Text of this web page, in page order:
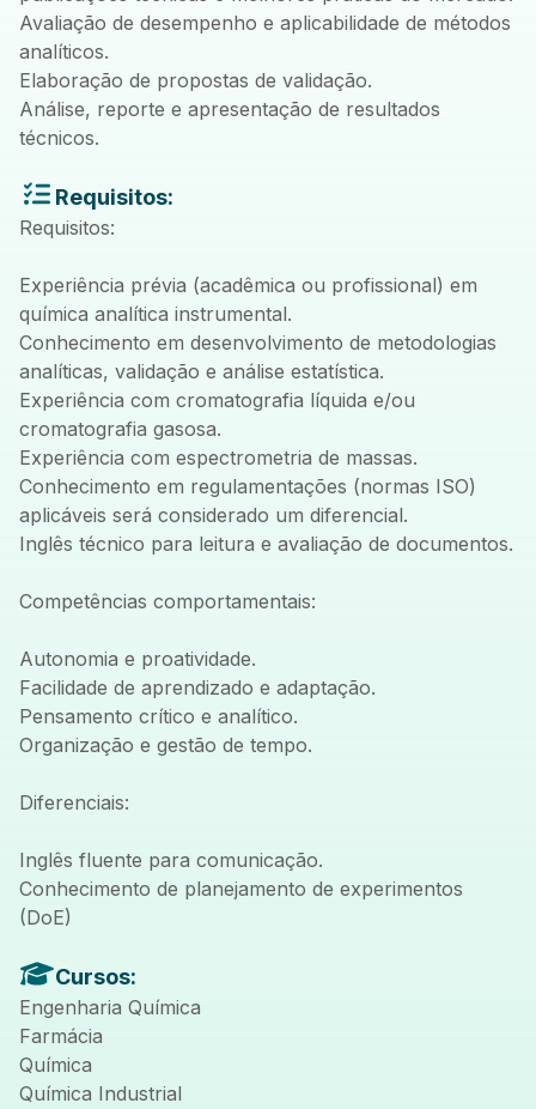
Avaliação de desempenho e aplicabilidade de métodos
analíticos.
Elaboração de propostas de validação.
Análise, reporte e apresentação de resultados
técnicos.
Requisitos:
Requisitos:
Experiência prévia (acadêmica ou profissional) em
química analítica instrumental.
Conhecimento em desenvolvimento de metodologias
analíticas, validação e análise estatística.
Experiência com cromatografia líquida e/ou
cromatografia gasosa.
Experiência com espectrometria de massas.
Conhecimento em regulamentações (normas ISO)
aplicáveis será considerado um diferencial.
Inglês técnico para leitura e avaliação de documentos.
Competências comportamentais:
Autonomia e proatividade.
Facilidade de aprendizado e adaptação.
Pensamento crítico e analítico.
Organização e gestão de tempo.
Diferenciais:
Inglês fluente para comunicação.
Conhecimento de planejamento de experimentos
(DoE)
Cursos:
Engenharia Química
Farmácia
Química
Química Industrial